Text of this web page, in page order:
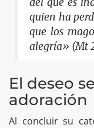
quien ha
que los
alegría» (Mt
El deseo
adoración
Al concluir su